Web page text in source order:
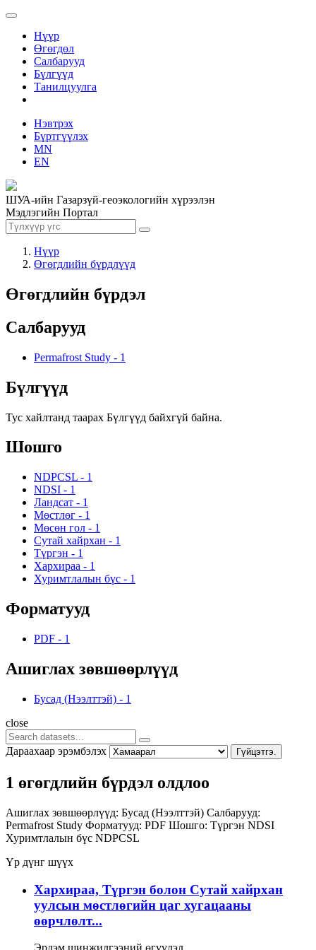
Нүүр
Өгөгдөл
Салбарууд
Бүлгүүд
Танилцуулга
Нэвтрэх
Бүртгүүлэх
MN
EN
ШУА-ийн Газарзүй-геоэкологийн хүрээлэн
Мэдлэгийн Портал
Нүүр
Өгөгдлийн бүрдлүүд
Өгөгдлийн бүрдэл
Салбарууд
Permafrost Study - 1
Бүлгүүд
Тус хайлтанд таарах Бүлгүүд байхгүй байна.
Шошго
NDPCSL - 1
NDSI - 1
Ландсат - 1
Мөстлөг - 1
Мөсөн гол - 1
Сутай хайрхан - 1
Түргэн - 1
Хархираа - 1
Хуримтлалын бүс - 1
Форматууд
PDF - 1
Ашиглах зөвшөөрлүүд
Бусад (Нээлттэй) - 1
close
Дараахаар эрэмбэлэх Гүйцэтгэ.
1 өгөгдлийн бүрдэл олдлоо
Ашиглах зөвшөөрлүүд: Бусад (Нээлттэй) Салбарууд:
Permafrost Study Форматууд: PDF Шошго: Түргэн NDSI
Хуримтлалын бүс NDPCSL
Үр дүнг шүүх
Хархираа, Түргэн болон Сутай хайрхан
уулсын мөстлөгийн цаг хугацааны
өөрчлөлт...